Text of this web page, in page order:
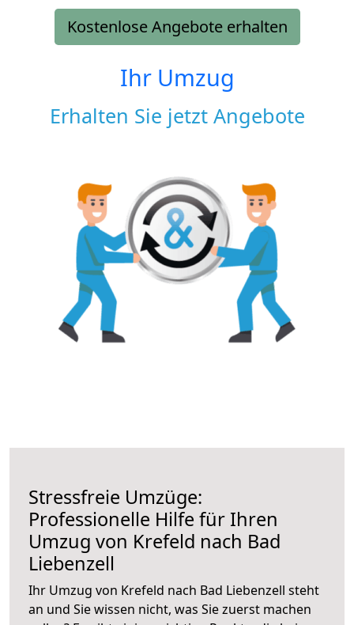
Kostenlose Angebote erhalten
Ihr Umzug
Erhalten Sie jetzt Angebote
Stressfreie Umzüge:
Professionelle Hilfe für Ihren
Umzug von Krefeld nach Bad
Liebenzell
Ihr Umzug von Krefeld nach Bad Liebenzell steht
an und Sie wissen nicht, was Sie zuerst machen